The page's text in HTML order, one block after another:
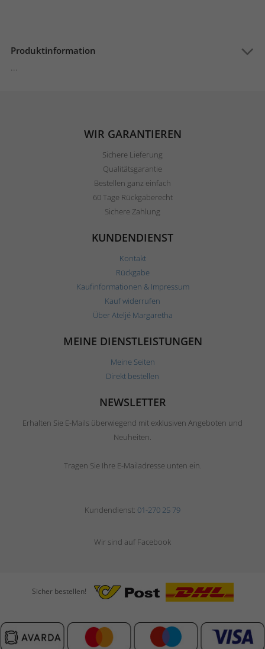
Produktinformation
...
WIR GARANTIEREN
Sichere Lieferung
Qualitätsgarantie
Bestellen ganz einfach
60 Tage Rückgaberecht
Sichere Zahlung
KUNDENDIENST
Kontakt
Rückgabe
Kaufinformationen & Impressum
Kauf widerrufen
Über Ateljé Margaretha
MEINE DIENSTLEISTUNGEN
Meine Seiten
Direkt bestellen
NEWSLETTER
Erhalten Sie E-Mails überwiegend mit exklusiven Angeboten und
Neuheiten.
Tragen Sie Ihre E-Mailadresse unten ein.
Kundendienst: 01-270 25 79
Wir sind auf Facebook
Sicher bestellen!